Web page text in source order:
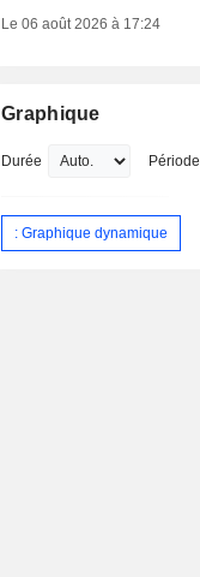
Le 06 août 2026 à 17:24
Graphique
Durée Période
: Graphique dynamique